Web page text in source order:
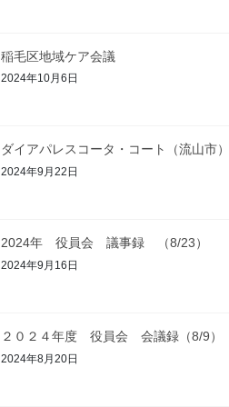
稲毛区地域ケア会議
2024年10月6日
ダイアパレスコータ・コート（流山市
2024年9月22日
2024年 役員会 議事録 （8/23）
2024年9月16日
２０２４年度 役員会 会議録（8/9）
2024年8月20日